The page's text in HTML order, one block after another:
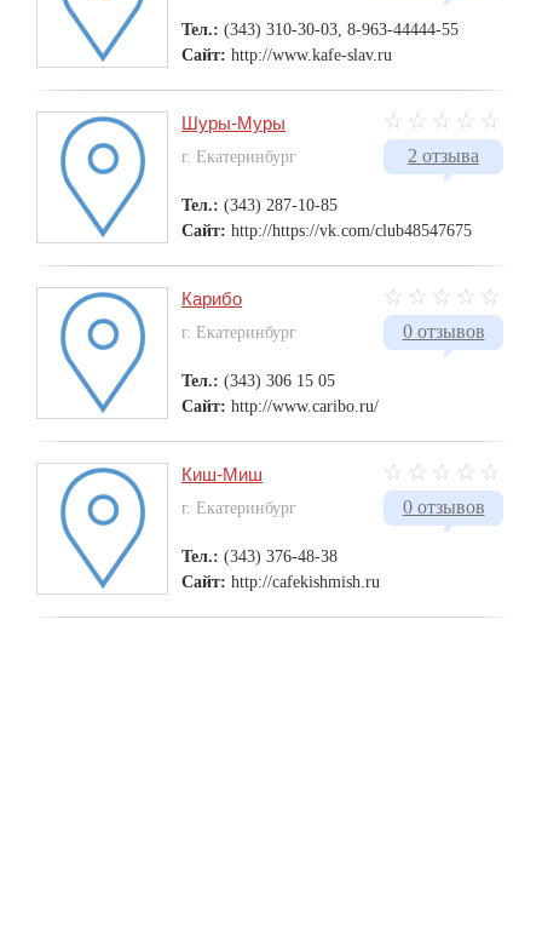
Тел.: (343) 310-30-03, 8-963-44444-55
Сайт: http://www.kafe-slav.ru
2 отзыва
Шуры-Муры
г. Екатеринбург
Тел.: (343) 287-10-85
Сайт: http://https://vk.com/club48547675
0 отзывов
Карибо
г. Екатеринбург
Тел.: (343) 306 15 05
Сайт: http://www.caribo.ru/
0 отзывов
Киш-Миш
г. Екатеринбург
Тел.: (343) 376-48-38
Сайт: http://cafekishmish.ru